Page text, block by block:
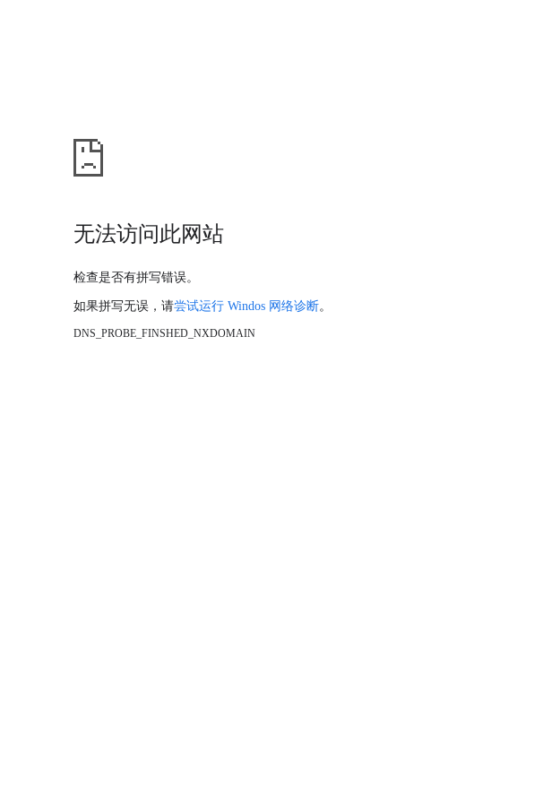
无法访问此网站
检查是否有拼写错误。
如果拼写无误，请尝试运行 Windos 网络诊断。
DNS_PROBE_FINSHED_NXDOMAIN